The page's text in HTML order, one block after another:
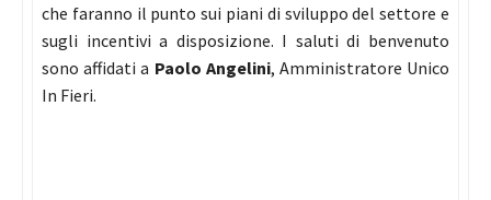
che faranno il punto sui piani di sviluppo del settore e
sugli incentivi a disposizione. I saluti di benvenuto
sono affidati a Paolo Angelini, Amministratore Unico
In Fieri.